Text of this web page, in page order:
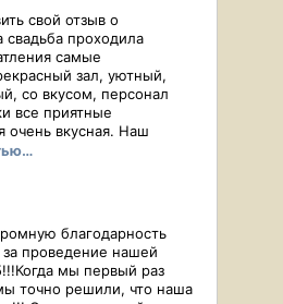
просьбы, были
гостю! СПАСИБО
клуб, за отличный
молодцы!
свой отзыв о
проходила
самые
зал, уютный,
со вкусом, персонал
все приятные
очень вкусная. Наш
сказка, администратор
и вызвала
своего дела, все
Мы к вам обязательно
благодарность
проведение нашей
мы первый раз
точно решили, что наша